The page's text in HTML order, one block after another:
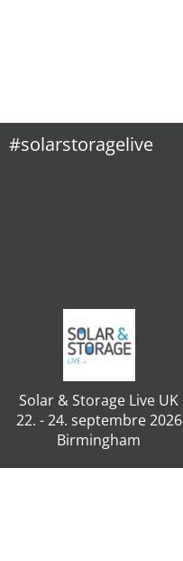
#solarstoragelive
Solar & Storage Live UK
22. - 24. septembre 2026
Birmingham